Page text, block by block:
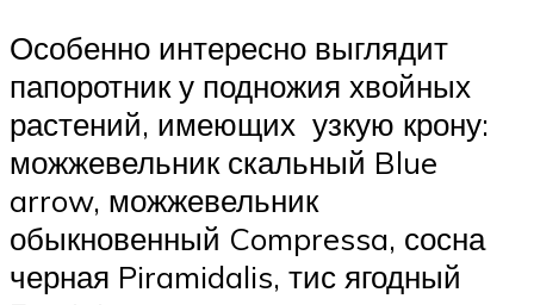
Особенно интересно выглядит
папоротник у подножия хвойных
растений, имеющих узкую крону:
можжевельник скальный Blue
arrow, можжевельник
обыкновенный Compressa, сосна
черная Piramidalis, тис ягодный